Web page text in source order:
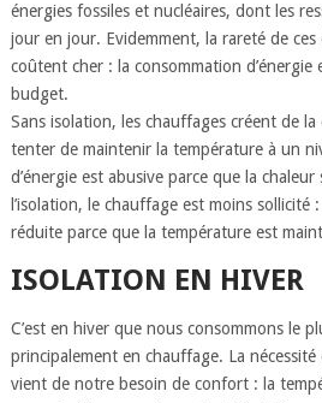
énergies fossiles et nucléaires, dont les
jour en jour. Evidemment, la rareté de ces
coûtent cher : la consommation
budget.
Sans isolation, les chauffages créent de
tenter de maintenir la température à un
d’énergie est abusive parce que la chaleur
l’isolation, le chauffage est moins sollicité
réduite parce que la température est
ISOLATION EN HIVER
C’est en hiver que nous consommons le
principalement en chauffage. La nécessité
vient de notre besoin de confort : la